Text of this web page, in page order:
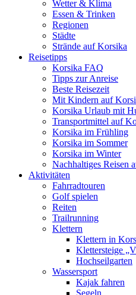
Wetter & Klima
Essen & Trinken
Regionen
Städte
Strände auf Korsika
Reisetipps
Korsika FAQ
Tipps zur Anreise
Beste Reisezeit
Mit Kindern auf
Korsika Urlaub mit
Transportmittel auf
Korsika im Frühling
Korsika im Sommer
Korsika im Winter
Nachhaltiges Reisen
Aktivitäten
Fahrradtouren
Golf spielen
Reiten
Trailrunning
Klettern
Klettern in
Klettersteige
Hochseilgarten
Wassersport
Kajak fahren
Segeln